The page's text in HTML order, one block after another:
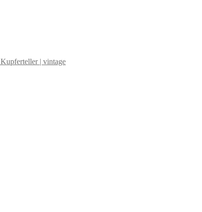
Kupferteller | vintage